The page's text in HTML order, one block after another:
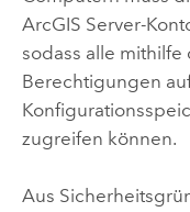
ArcGIS Server-
sodass alle
Berechtigungen
zugreifen können.
Aus